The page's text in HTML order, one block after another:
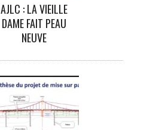
AJLC : LA VIEILLE
DAME FAIT PEAU
NEUVE